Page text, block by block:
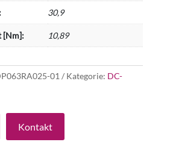
30,9
[Nm]: 10,89
01 Kategorie: DC-
Kontakt